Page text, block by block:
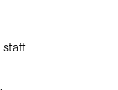
staff